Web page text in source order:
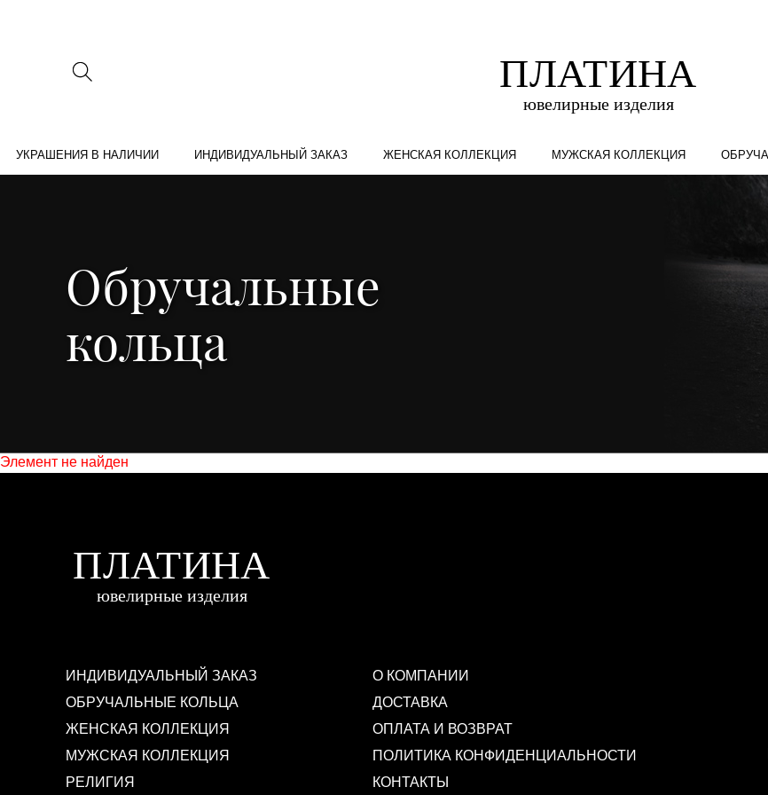
УКРАШЕНИЯ В НАЛИЧИИ ИНДИВИДУАЛЬНЫЙ ЗАКАЗ ЖЕНСКАЯ КОЛЛЕКЦИЯ МУЖСКАЯ КОЛЛЕКЦИЯ
Обручальные
кольца
Элемент не найден
ИНДИВИДУАЛЬНЫЙ ЗАКАЗ
ОБРУЧАЛЬНЫЕ КОЛЬЦА
ЖЕНСКАЯ КОЛЛЕКЦИЯ
МУЖСКАЯ КОЛЛЕКЦИЯ
РЕЛИГИЯ
О КОМПАНИИ
ДОСТАВКА
ОПЛАТА И ВОЗВРАТ
ПОЛИТИКА КОНФИДЕНЦИАЛЬНОСТИ
КОНТАКТЫ